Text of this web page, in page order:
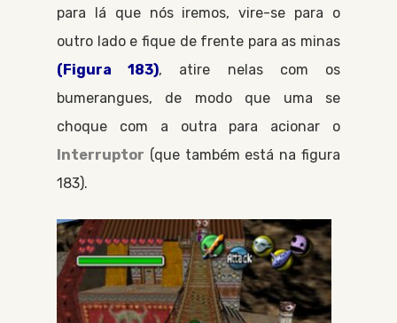
para lá que nós iremos, vire-se para o
outro lado e fique de frente para as minas
(Figura 183), atire nelas com os
bumerangues, de modo que uma se
choque com a outra para acionar o
Interruptor (que também está na figura
183).